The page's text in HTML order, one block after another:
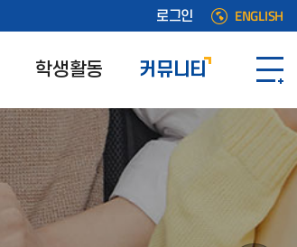
로그인 ENGLISH
학생활동 커뮤니티